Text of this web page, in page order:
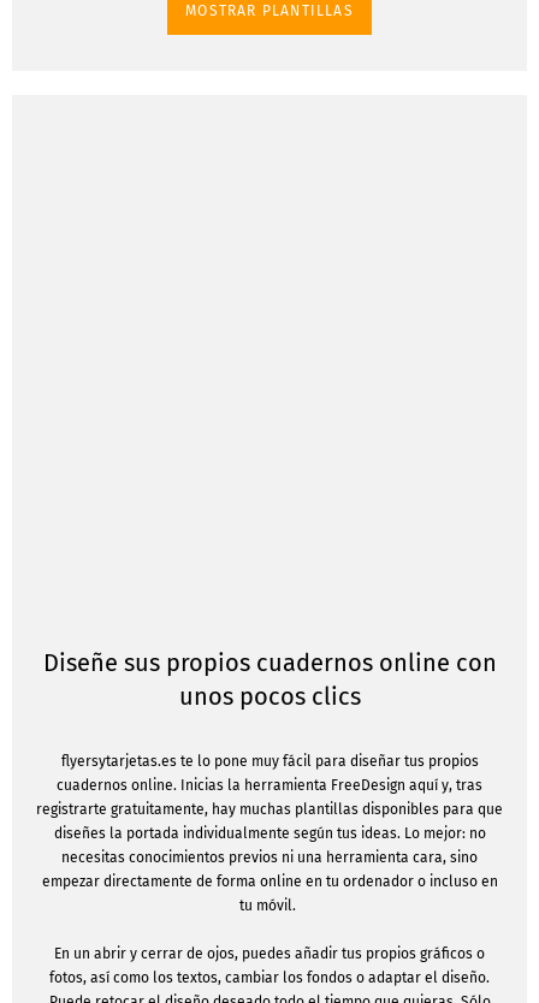
MOSTRAR PLANTILLAS
Diseñe sus propios cuadernos online con
unos pocos clics
flyersytarjetas.es te lo pone muy fácil para diseñar tus propios
cuadernos online. Inicias la herramienta FreeDesign aquí y, tras
registrarte gratuitamente, hay muchas plantillas disponibles para que
diseñes la portada individualmente según tus ideas. Lo mejor: no
necesitas conocimientos previos ni una herramienta cara, sino
empezar directamente de forma online en tu ordenador o incluso en
tu móvil.
En un abrir y cerrar de ojos, puedes añadir tus propios gráficos o
fotos, así como los textos, cambiar los fondos o adaptar el diseño.